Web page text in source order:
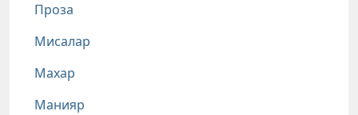
Проза
Мисалар
Махар
Манияр